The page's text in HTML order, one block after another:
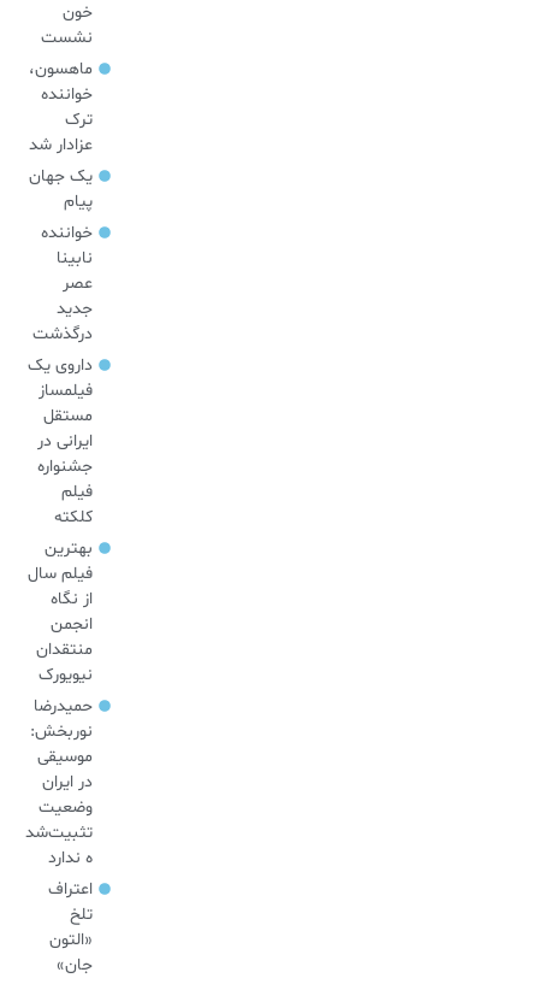
خون
نشست
ماهسون،
خواننده
ترک
عزادار شد
یک جهان
پیام
خواننده
نابینا
عصر
جدید
درگذشت
داروی یک
فیلمساز
مستقل
ایرانی در
جشنواره
فیلم
کلکته
بهترین
فیلم سال
از نگاه
انجمن
منتقدان
نیویورک
حمیدرضا
نوربخش:
موسیقی
در ایران
وضعیت
تثبیت‌شد
ه ندارد
اعتراف
تلخ
«التون
جان»